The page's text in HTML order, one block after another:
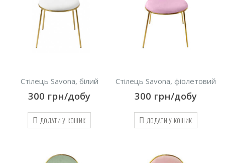
Стілець Savona, білий
300 грн/добу
ДОДАТИ У КОШИК
Стілець Savona, фіолетовий
300 грн/добу
ДОДАТИ У КОШИК